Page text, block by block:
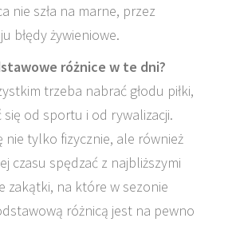
nie szła na marne, przez
błędy żywieniowe.
różnice w te dni?
trzeba nabrać głodu piłki,
od sportu i od rywalizacji.
nie tylko fizycznie, ale również
czasu spędzać z najbliższymi
zakątki, na które w sezonie
różnicą jest na pewno